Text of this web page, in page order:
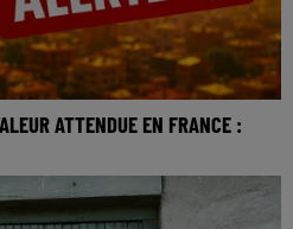
ATTENDUE EN FRANCE :